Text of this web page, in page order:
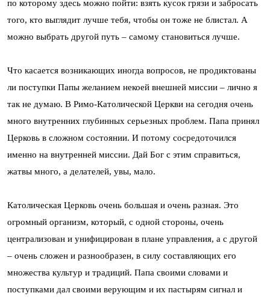
по которому здесь можно пойти: взять кусок грязи и забросать
того, кто выглядит лучше тебя, чтобы он тоже не блистал. А
можно выбрать другой путь – самому становиться лучше.
Что касается возникающих иногда вопросов, не продиктованы
ли поступки Папы желанием некоей внешней миссии – лично я
так не думаю. В Римо-Католической Церкви на сегодня очень
много внутренних глубинных серьезных проблем. Папа принял
Церковь в сложном состоянии. И потому сосредоточился
именно на внутренней миссии. Дай Бог с этим справиться,
жатвы много, а делателей, увы, мало.
Католическая Церковь очень большая и очень разная. Это
огромный организм, который, с одной стороны, очень
централизован и унифицирован в плане управления, а с другой
– очень сложен и разнообразен, в силу составляющих его
множества культур и традиций. Папа своими словами и
поступками дал своими верующим и их пастырям сигнал и